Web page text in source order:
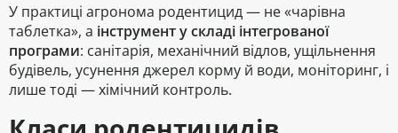
У практиці агронома родентицид — не «чарівна
таблетка», а інструмент у складі інтегрованої
програми: санітарія, механічний відлов, ущільнення
будівель, усунення джерел корму й води, моніторинг, і
лише тоді — хімічний контроль.